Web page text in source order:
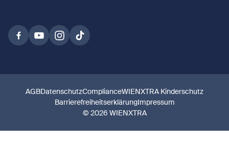
© 2026 WIENXTRA
AGBDatenschutzComplianceWIENXTRA Kinderschutz
BarrierefreiheitserklärungImpressum